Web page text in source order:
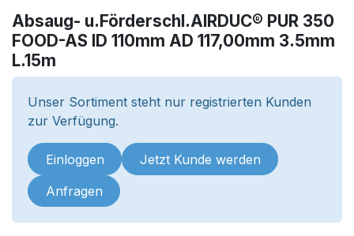
Absaug- u.Förderschl.AIRDUC® PUR 350
FOOD-AS ID 110mm AD 117,00mm 3.5mm
L.15m
Unser Sortiment steht nur registrierten Kunden
zur Verfügung.
Einloggen Jetzt Kunde werden
Anfragen